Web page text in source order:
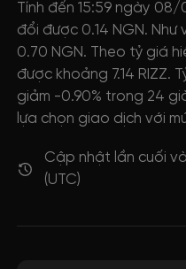
Tính đến 15:59 ngày
đổi được 0.14 NGN.
0.70 NGN. Theo tỷ giá
được khoảng 7.14 RIZZ.
giảm -0.90% trong 24
lựa chọn giao dịch với
Cập nhật lần cuối
(UTC)